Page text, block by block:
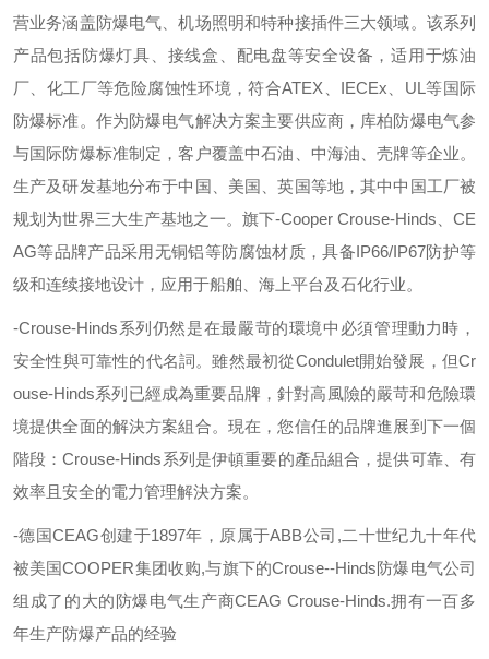
营业务涵盖防爆电气、机场照明和特种接插件三大领域。该系列
产品包括防爆灯具、接线盒、配电盘等安全设备，适用于炼油
厂、化工厂等危险腐蚀性环境，符合ATEX IECEx UL 等国际
防爆标准。作为防爆电气解决方案主要供应商，库柏防爆电气参
与国际防爆标准制定，客户覆盖中石油、中海油、壳牌等企业。
生产及研发基地分布于中国、美国、英国等地，其中中国工厂被
规划为世界三大生产基地之一。旗下-Cooper Crouse-Hinds
CE
AG等品牌产品采用无铜铝等防腐蚀材质，具备IP66/IP67防护等
级和连续接地设计，应用于船舶、海上平台及石化行业。
-Crouse-Hinds系列仍然是在最嚴苛的環境中必須管理動力時，
安全性與可靠性的代名詞。雖然最初從Condulet開始發展，但Cr
ouse-Hinds系列已經成為重要品牌，針對高風險的嚴苛和危險環
境提供全面的解決方案組合。現在，您信任的品牌進展到下一個
階段：Crouse-Hinds系列是伊頓重要的產品組合，提供可靠、有
效率且安全的電力管理解決方案。
-德国CEAG创建于1897年，原属于ABB公司 ,二十世纪九十年代
被美国COOPER集团收购,与旗下的Crouse--Hinds防爆电气公司
组成了的大的防爆电气生产商CEAG Crouse-Hinds.拥有一百多
年生产防爆产品的经验